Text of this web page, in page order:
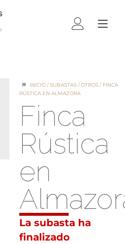
INICIO /SUBASTAS /OTROS / FINCA
RÚSTICA EN ALMAZORA
Finca
Rústica
en
La subasta ha
finalizado